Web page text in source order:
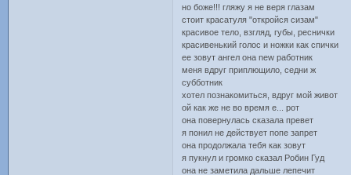
но боже!!! гляжу я не веря глазам
стоит красатуля "откройся сизам"
красивое тело, взгляд, губы, реснички
красивенький голос и ножки как спички
ее зовут ангел она new работник
меня вдруг приплющило, седни ж
субботник
хотел познакомиться, вдруг мой живот
ой как же не во время е... рот
она повернулась сказала превет
я понил не действует попе запрет
она продолжала тебя как зовут
я пукнул и громко сказал Робин Гуд
она не заметила дальше лепечит